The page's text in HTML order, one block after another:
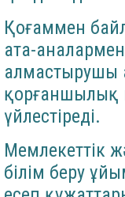
Қоғаммен
ата-
алмастырушы
қорғаншылық
үйлестіреді.
Мемлекеттік
білім беру